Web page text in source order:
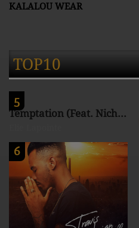
KALALOU WEAR
TOP10
5
Temptation (Feat. Nichols)
6